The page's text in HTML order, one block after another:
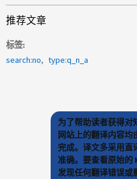
推荐文章
标签
search:no
type:q_n_a
为了帮助读者获得对
网站上的翻译内容均
完成。译文多采用直
准确。要查看原始的
发现任何翻译错误或